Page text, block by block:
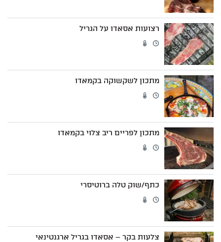
רצועות אסאדו על הגריל
מתכון לשקשוקה בקמאדו
מתכון לפריים ריב צלוי בקמאדו
כתף/שוק טלה ברוטיסרי
צלעות בקר – אסאדו בגריל ארגנטינאי